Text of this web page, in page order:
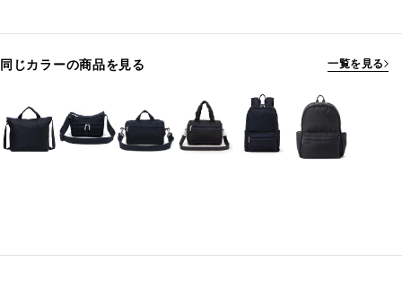
同じカラーの商品を見る 一覧を見る